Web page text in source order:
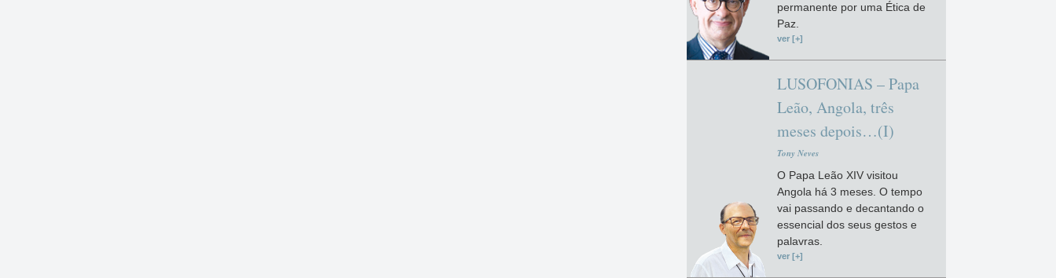
permanente por uma Ética de
Paz.
ver [+]
LUSOFONIAS – Papa
Leão, Angola, três
meses depois…(I)
Tony Neves
O Papa Leão XIV visitou
Angola há 3 meses. O tempo
vai passando e decantando o
essencial dos seus gestos e
palavras.
ver [+]